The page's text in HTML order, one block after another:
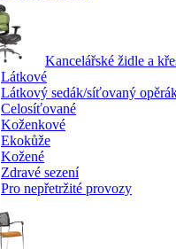
Kancelářské židle a
Látkové
Látkový sedák/síťovaný
Celosíťované
Koženkové
Ekokůže
Kožené
Zdravé sezení
Pro nepřetržité provozy